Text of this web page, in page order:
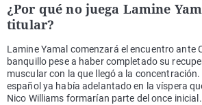
¿Por qué no juega Lamine
titular?
Lamine Yamal comenzará el encuentro ante
banquillo pese a haber completado su
muscular con la que llegó a la
español ya había adelantado en la víspera
Nico Williams formarían parte del once inicial.